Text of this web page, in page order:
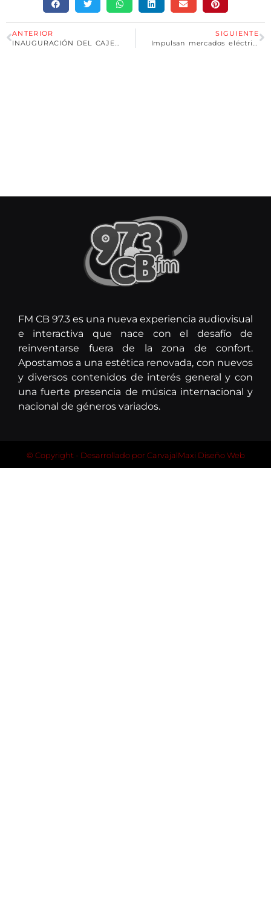
ANTERIOR
INAUGURACIÓN DEL CAJERO AUTOMÁTICO EN LA COMUNA DE EMPALME
SIGUIENTE
Impulsan mercados eléctricos regionales para fomentar proyectos de energías renovables
FM CB 97.3 es una nueva experiencia audiovisual
e interactiva que nace con el desafío de
reinventarse fuera de la zona de confort.
Apostamos a una estética renovada, con nuevos
y diversos contenidos de interés general y con
una fuerte presencia de música internacional y
nacional de géneros variados.
© Copyright - Desarrollado porCarvajalMaxi Diseño Web